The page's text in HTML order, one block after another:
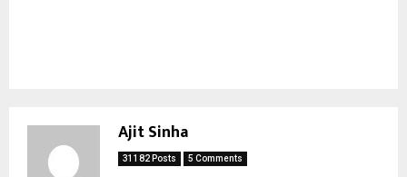
Ajit Sinha
31182 Posts 5 Comments